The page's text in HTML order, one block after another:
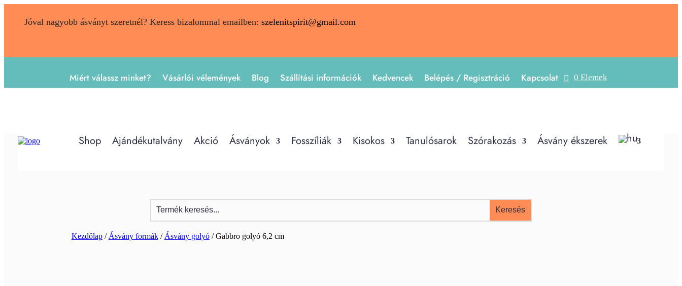
Jóval nagyobb ásványt szeretnél? Keress bizalommal emailben: szelenitspirit@gmail.com
Miért válassz minket? Vásárlói vélemények Blog Szállítási információk Kedvencek Belépés / Regisztráció Kapcsolat 0 Elemek
Shop Ajándékutalvány Akció Ásványok Fosszíliák Kisokos Tanulósarok Szórakozás Ásvány ékszerek
Kezdőlap/ Ásvány formák/ Ásvány golyó/ Gabbro golyó 6,2 cm